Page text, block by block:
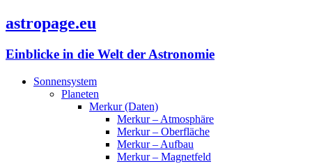
astropage.eu
Einblicke in die Welt der Astronomie
Sonnensystem
Planeten
Merkur (Daten)
Merkur – Atmosphäre
Merkur – Oberfläche
Merkur – Aufbau
Merkur – Magnetfeld